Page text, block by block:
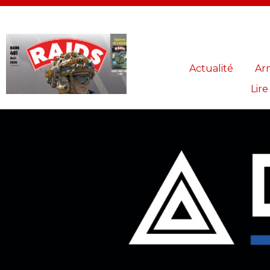
Actualité
Panneau de gestion des cookies